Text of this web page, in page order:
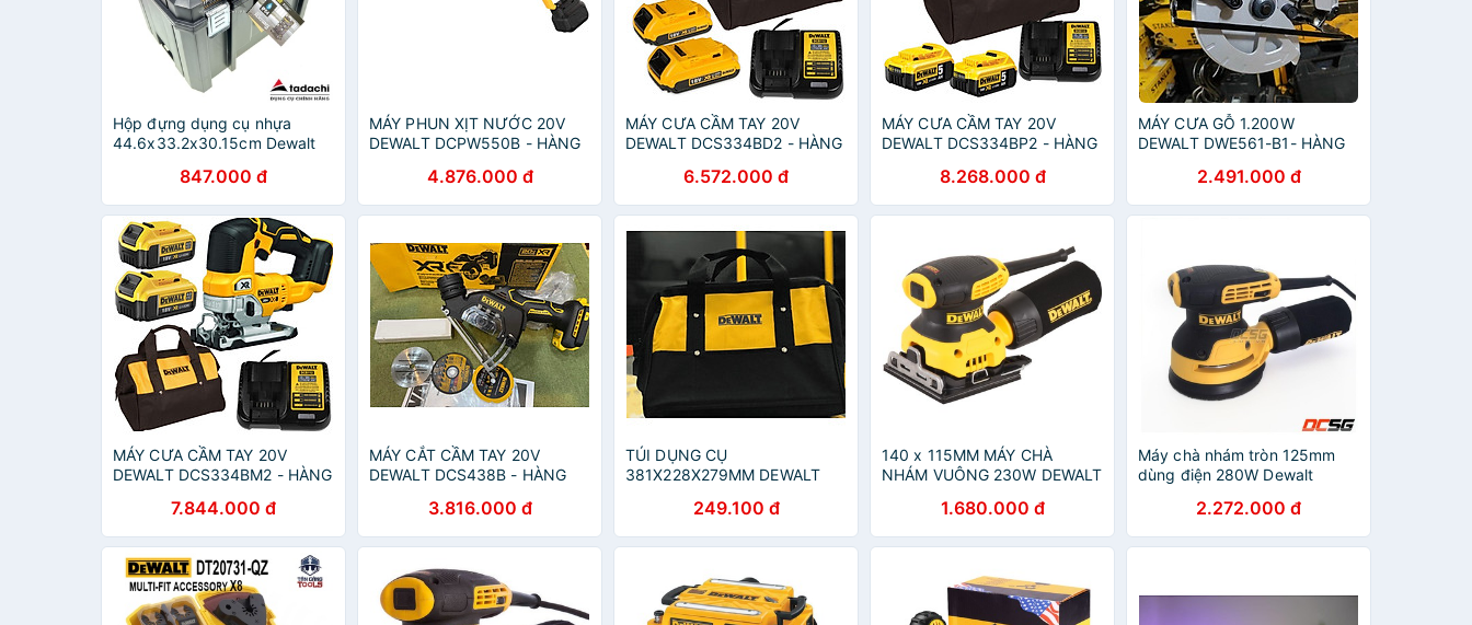
Hộp đựng dụng cụ nhựa
44.6x33.2x30.15cm Dewalt
847.000 đ
MÁY PHUN XỊT NƯỚC 20V
DEWALT DCPW550B - HÀNG
4.876.000 đ
MÁY CƯA CẦM TAY 20V
DEWALT DCS334BD2 - HÀNG
6.572.000 đ
MÁY CƯA CẦM TAY 20V
DEWALT DCS334BP2 - HÀNG
8.268.000 đ
MÁY CƯA GỖ 1.200W
DEWALT DWE561-B1- HÀNG
2.491.000 đ
MÁY CƯA CẦM TAY 20V
DEWALT DCS334BM2 - HÀNG
7.844.000 đ
MÁY CẮT CẦM TAY 20V
DEWALT DCS438B - HÀNG
3.816.000 đ
TÚI DỤNG CỤ
381X228X279MM DEWALT
249.100 đ
140 x 115MM MÁY CHÀ
NHÁM VUÔNG 230W DEWALT
1.680.000 đ
Máy chà nhám tròn 125mm
dùng điện 280W Dewalt
2.272.000 đ